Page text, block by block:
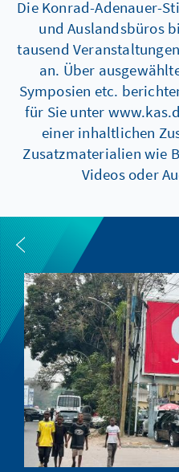
Die Konrad-Adenauer-
und Auslandsbüros
tausend
an. Über
Symposien etc.
für Sie unter
einer inhaltlichen
Zusatzmaterialien wie
Videos oder